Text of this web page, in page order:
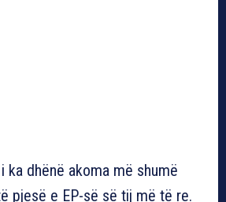
ka dhënë akoma më shumë
pjesë e EP-së së tij më të re.